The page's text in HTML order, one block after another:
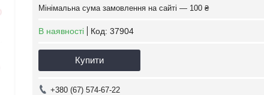
Мінімальна сума замовлення на сайті — 100 ₴
В наявності Код: 37904
Купити
+380 (67) 574-67-22